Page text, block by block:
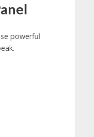
powerful